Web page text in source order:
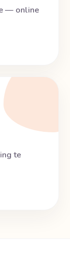
— online
te